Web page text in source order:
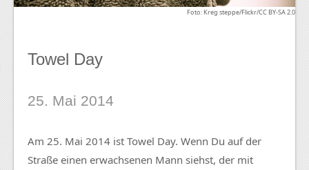
Foto: Kreg steppe/Flickr/CC BY-SA 2.0
Towel Day
25. Mai 2014
Am 25. Mai 2014 ist Towel Day. Wenn Du auf der
Straße einen erwachsenen Mann siehst, der mit